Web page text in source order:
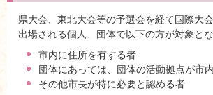
県大会、東北大会等の予選会を経て国際大
出場される個人、団体で以下の方が対象とな
市内に住所を有する者
団体にあっては、団体の活動拠点が市
その他市長が特に必要と認める者